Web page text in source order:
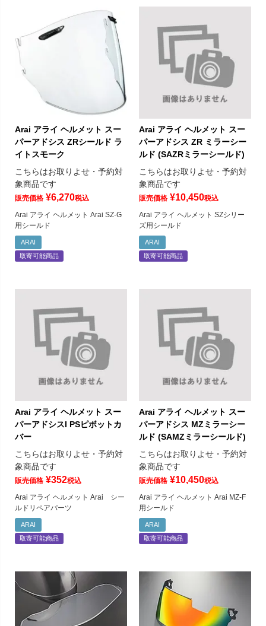
Arai アライ ヘルメット スー
パーアドシス ZRシールド ラ
イトスモーク
こちらはお取りよせ・予約対
象商品です
販売価格 ¥6,270税込
Arai アライ ヘルメット Arai SZ-G
用シールド
ARAI
取寄可能商品
Arai アライ ヘルメット スー
パーアドシス ZR ミラーシー
ルド (SAZRミラーシールド)
こちらはお取りよせ・予約対
象商品です
販売価格 ¥10,450税込
Arai アライ ヘルメット SZシリー
ズ用シールド
ARAI
取寄可能商品
Arai アライ ヘルメット スー
パーアドシスI PSピボットカ
バー
こちらはお取りよせ・予約対
象商品です
販売価格 ¥352税込
Arai アライ ヘルメット Arai シー
ルドリペアパーツ
ARAI
取寄可能商品
Arai アライ ヘルメット スー
パーアドシス MZミラーシー
ルド (SAMZミラーシールド)
こちらはお取りよせ・予約対
象商品です
販売価格 ¥10,450税込
Arai アライ ヘルメット Arai MZ-F
用シールド
ARAI
取寄可能商品